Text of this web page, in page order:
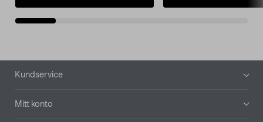
Sidfot
Kundservice
Mitt konto